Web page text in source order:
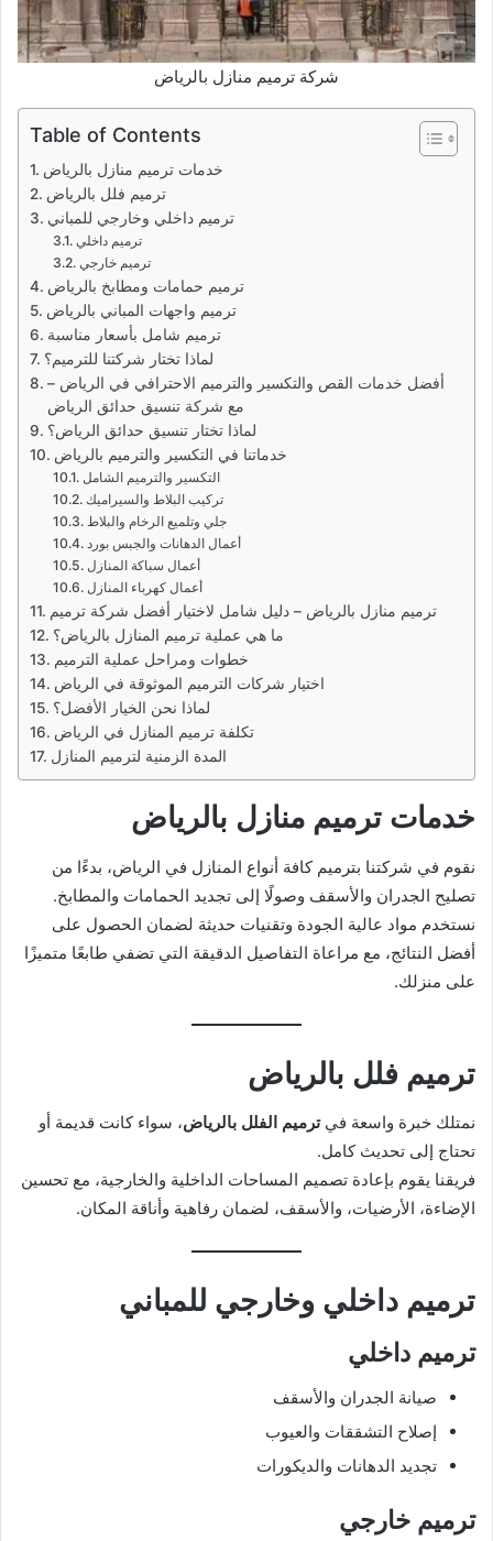
شركة ترميم منازل بالرياض
Table of Contents
خدمات ترميم منازل بالرياض
ترميم فلل بالرياض
ترميم داخلي وخارجي للمباني
ترميم داخلي
ترميم خارجي
ترميم حمامات ومطابخ بالرياض
ترميم واجهات المباني بالرياض
ترميم شامل بأسعار مناسبة
لماذا تختار شركتنا للترميم؟
أفضل خدمات القص والتكسير والترميم الاحترافي في الرياض –
مع شركة تنسيق حدائق الرياض
لماذا تختار تنسيق حدائق الرياض؟
خدماتنا في التكسير والترميم بالرياض
التكسير والترميم الشامل
تركيب البلاط والسيراميك
جلي وتلميع الرخام والبلاط
أعمال الدهانات والجبس بورد
أعمال سباكة المنازل
أعمال كهرباء المنازل
ترميم منازل بالرياض – دليل شامل لاختيار أفضل شركة ترميم
ما هي عملية ترميم المنازل بالرياض؟
خطوات ومراحل عملية الترميم
اختيار شركات الترميم الموثوقة في الرياض
لماذا نحن الخيار الأفضل؟
تكلفة ترميم المنازل في الرياض
المدة الزمنية لترميم المنازل
خدمات ترميم منازل بالرياض
نقوم في شركتنا بترميم كافة أنواع المنازل في الرياض، بدءًا من
تصليح الجدران والأسقف وصولًا إلى تجديد الحمامات والمطابخ.
نستخدم مواد عالية الجودة وتقنيات حديثة لضمان الحصول على
أفضل النتائج، مع مراعاة التفاصيل الدقيقة التي تضفي طابعًا متميزًا
على منزلك.
ترميم فلل بالرياض
نمتلك خبرة واسعة فيترميم الفلل بالرياض، سواء كانت قديمة أو
تحتاج إلى تحديث كامل.
فريقنا يقوم بإعادة تصميم المساحات الداخلية والخارجية، مع تحسين
الإضاءة، الأرضيات، والأسقف، لضمان رفاهية وأناقة المكان.
ترميم داخلي وخارجي للمباني
ترميم داخلي
صيانة الجدران والأسقف
إصلاح التشققات والعيوب
تجديد الدهانات والديكورات
ترميم خارجي